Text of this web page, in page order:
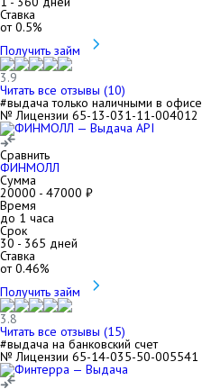
Ставка
от0.5%
Получить займ
3.9
Читать все отзывы (10)
#выдача только наличными в офисе
№ Лицензии 65-13-031-11-004012
Сравнить
ФИНМОЛЛ
Сумма
20000 - 47000 ₽
Время
до 1 часа
Срок
30 - 365 дней
Ставка
от0.46%
Получить займ
3.8
Читать все отзывы (15)
#выдача на банковский счет
№ Лицензии 65-14-035-50-005541